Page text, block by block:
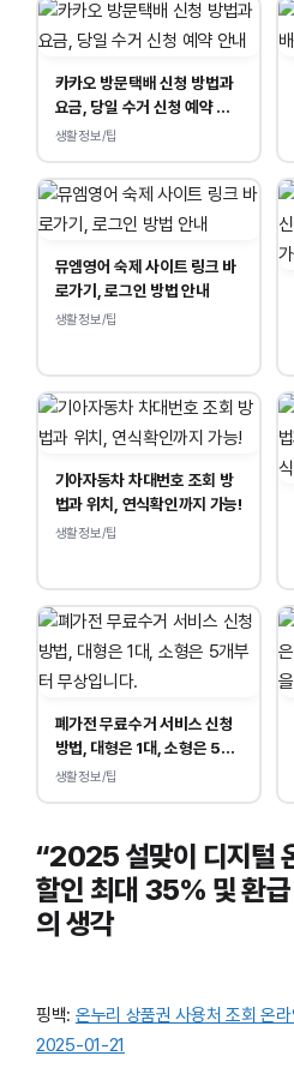
카카오 방문택배 신청 방법과
요금, 당일 수거 신청 예약 안
내
생활정보/팁
뮤엠영어 숙제 사이트 링크 바
로가기, 로그인 방법 안내
생활정보/팁
기아자동차 차대번호 조회 방
법과 위치, 연식확인까지 가능!
생활정보/팁
폐가전 무료수거 서비스 신청
방법, 대형은 1대, 소형은 5개
부터 무상입니다.
생활정보/팁
“2025 설맞이 디지털
할인 최대 35% 및 환급
의 생각
핑백: 온누리 상품권 사용처 조회 온
2025-01-21